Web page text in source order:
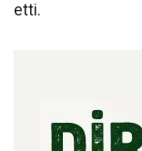
etti.